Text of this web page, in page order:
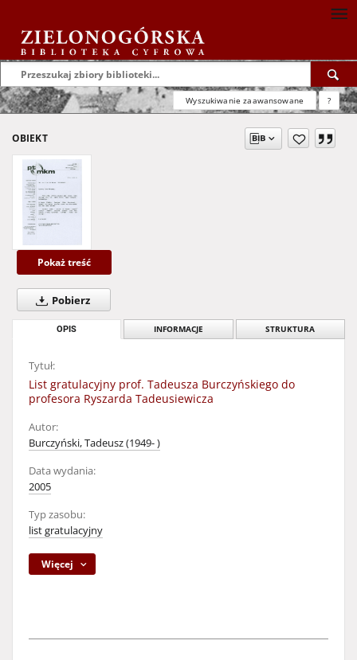
Wyszukiwanie zaawansowane ?
OBIEKT
Pokaż treść
Pobierz
OPIS INFORMACJE STRUKTURA
Tytuł:
List gratulacyjny prof. Tadeusza Burczyńskiego do
profesora Ryszarda Tadeusiewicza
Autor:
Burczyński, Tadeusz (1949- )
Data wydania:
2005
Typ zasobu:
list gratulacyjny
Więcej